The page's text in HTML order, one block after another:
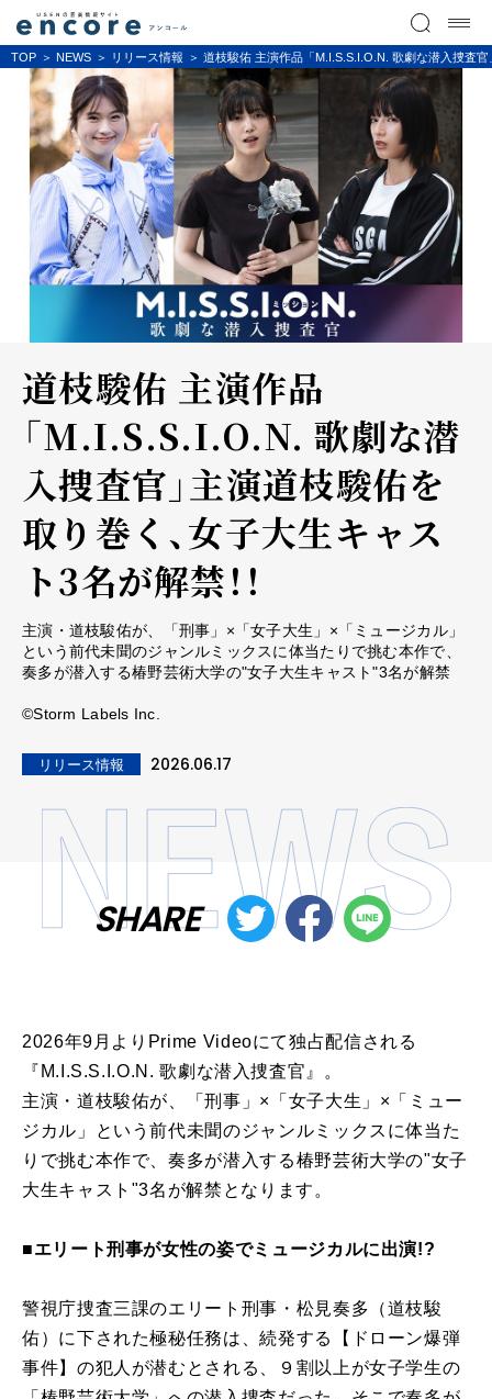
TOP NEWS リリース情報 道枝駿佑 主演作品「M.I.S.S.I.O.N. 歌劇な潜入捜査
道枝駿佑 主演作品
「M.I.S.S.I.O.N. 歌劇な潜
入捜査官」主演道枝駿佑を
取り巻く、女子大生キャス
ト3名が解禁！！
主演・道枝駿佑が、「刑事」×「女子大生」×「ミュージカル」
という前代未聞のジャンルミックスに体当たりで挑む本作で、
奏多が潜入する椿野芸術大学の"女子大生キャスト"3名が解禁
©Storm Labels Inc.
リリース情報 2026.06.17
SHARE
2026年9月よりPrime Videoにて独占配信される
『M.I.S.S.I.O.N. 歌劇な潜入捜査官』。
主演・道枝駿佑が、「刑事」×「女子大生」×「ミュー
ジカル」という前代未聞のジャンルミックスに体当た
りで挑む本作で、奏多が潜入する椿野芸術大学の"女子
大生キャスト"3名が解禁となります。
■エリート刑事が女性の姿でミュージカルに出演!?
警視庁捜査三課のエリート刑事・松見奏多（道枝駿
佑）に下された極秘任務は、続発する【ドローン爆弾
事件】の犯人が潜むとされる、９割以上が女子学生の